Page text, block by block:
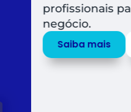
mais agrega valor